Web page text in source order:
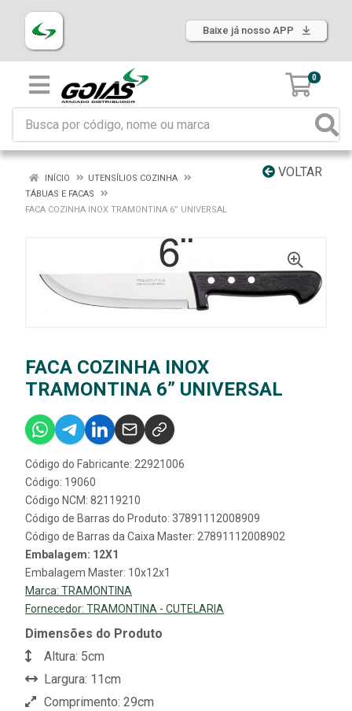
Baixe já nosso APP
0
VOLTAR
INÍCIO
UTENSÍLIOS COZINHA
TÁBUAS E FACAS
FACA COZINHA INOX TRAMONTINA 6” UNIVERSAL
FACA COZINHA INOX
TRAMONTINA 6” UNIVERSAL
Código do Fabricante: 22921006
Código: 19060
Código NCM: 82119210
Código de Barras do Produto: 37891112008909
Código de Barras da Caixa Master: 27891112008902
Embalagem: 12X1
Embalagem Master: 10x12x1
Marca: TRAMONTINA
Fornecedor: TRAMONTINA - CUTELARIA
Dimensões do Produto
Altura: 5cm
Largura: 11cm
Comprimento: 29cm